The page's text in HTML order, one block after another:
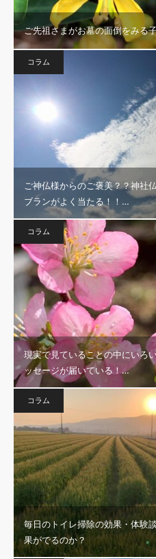
ご先祖さまがお墓の面倒をみる
コラム
ご神仏様からのご褒美？？神社
ブランがよく当たる！！…
コラム
現実で見ていることの中にいろ
ッセージが届いている！…
コラム
毎日のトイレ掃除の効果・体験
果がでるのか？